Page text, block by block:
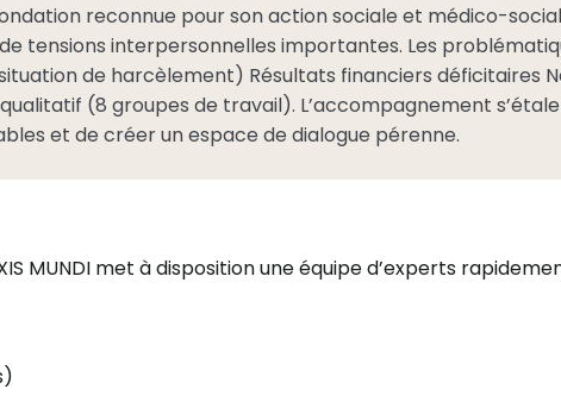
reconnue pour son action sociale et médico-
tensions interpersonnelles importantes. Les
de harcèlement) Résultats financiers déficitaires
(8 groupes de travail). L’accompagnement
et de créer un espace de dialogue pérenne.
MUNDI met à disposition une équipe d’experts